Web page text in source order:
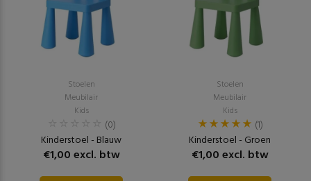
Stoelen
Meubilair
Kids
(0)
Kinderstoel - Blauw
€1,00 excl. btw
Stoelen
Meubilair
Kids
(1)
Kinderstoel - Groen
€1,00 excl. btw